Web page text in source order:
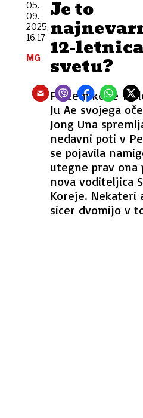
Je to
12-
svetu?
Po tem ko je 12-
Ju Ae svojega
Jong Una
nedavni poti v
se pojavila
utegne prav ona
nova voditeljica
Koreje. Nekateri
sicer dvomijo v
05.
09.
2025,
16.17
MG